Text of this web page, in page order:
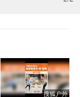
搜狐户外